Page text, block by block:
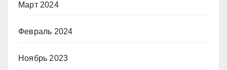
Март 2024
Февраль 2024
Ноябрь 2023